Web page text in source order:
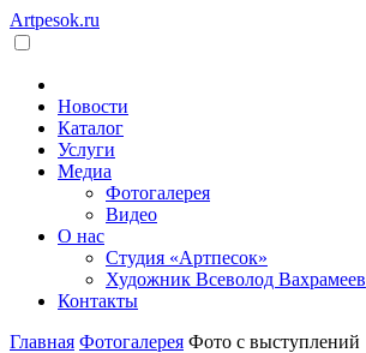
Artpesok.ru
Новости
Каталог
Услуги
Медиа
Фотогалерея
Видео
О нас
Студия «Артпесок»
Художник Всеволод Вахрамеев
Контакты
Главная Фотогалерея Фото с выступлений